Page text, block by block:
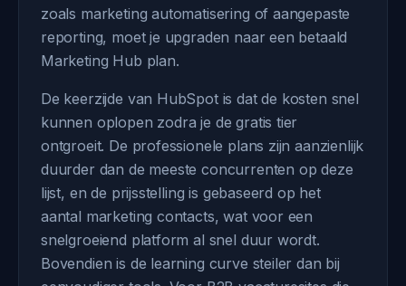
zoals marketing automatisering of aangepaste
reporting, moet je upgraden naar een betaald
Marketing Hub plan.
De keerzijde van HubSpot is dat de kosten snel
kunnen oplopen zodra je de gratis tier
ontgroeit. De professionele plans zijn aanzienlijk
duurder dan de meeste concurrenten op deze
lijst, en de prijsstelling is gebaseerd op het
aantal marketing contacts, wat voor een
snelgroeiend platform al snel duur wordt.
Bovendien is de learning curve steiler dan bij